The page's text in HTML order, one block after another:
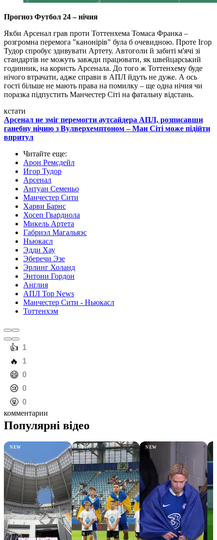
Прогноз Футбол 24 – нічия
Якби Арсенал грав проти Тоттенхема Томаса Франка –
розгромна перемога "канонірів" була б очевидною. Проте Ігор
Тудор спробує здивувати Артету. Автоголи й забиті м'ячі зі
стандартів не можуть завжди працювати, як швейцарський
годинник, на користь Арсенала. До того ж Тоттенхему буде
нічого втрачати, адже справи в АПЛ йдуть не дуже. А ось
гості більше не мають права на помилку – ще одна нічия чи
поразка підпустить Манчестер Сіті на фатальну відстань.
кстати
Арсенал не зміг перемогти аутсайдера АПЛ, розписавши
ганебну нічию з Вулверхемптоном – Ман Cіті може підійти
впритул
Читайте еще:
Арон Ремсдейл
Игор Тудор
Арсенал
Антуан Семеньо
Манчестер Сити
Харви Барнс
Хосеп Гвардиола
Микель Артета
Габриэл Магальяэс
Ньюкасл
Эдди Хау
Эберечи Эзе
Эрлинг Холанд
Энтони Гордон
Англия
АПЛ Top News
Манчестер Сити - Ньюкасл
Тоттенхэм
️👍 1
️🔥 1
️😄 0
️😢 0
️🤬 0
комментарии